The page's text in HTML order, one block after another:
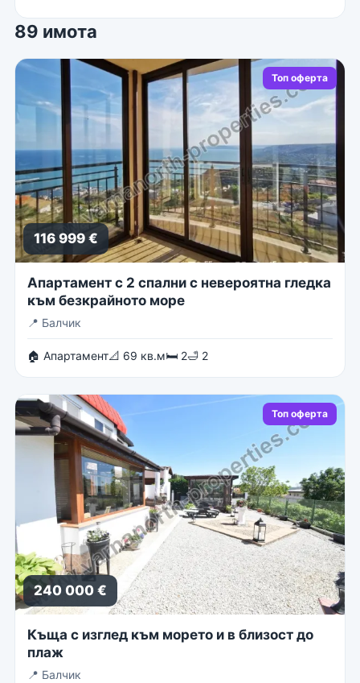
89 имота
Топ оферта
116 999 €
Апартамент с 2 спални с невероятна гледка
към безкрайното море
📍 Балчик
🏠 Апартамент📐 69 кв.м🛏 2🛁 2
Топ оферта
240 000 €
Къща с изглед към морето и в близост до
плаж
📍 Балчик